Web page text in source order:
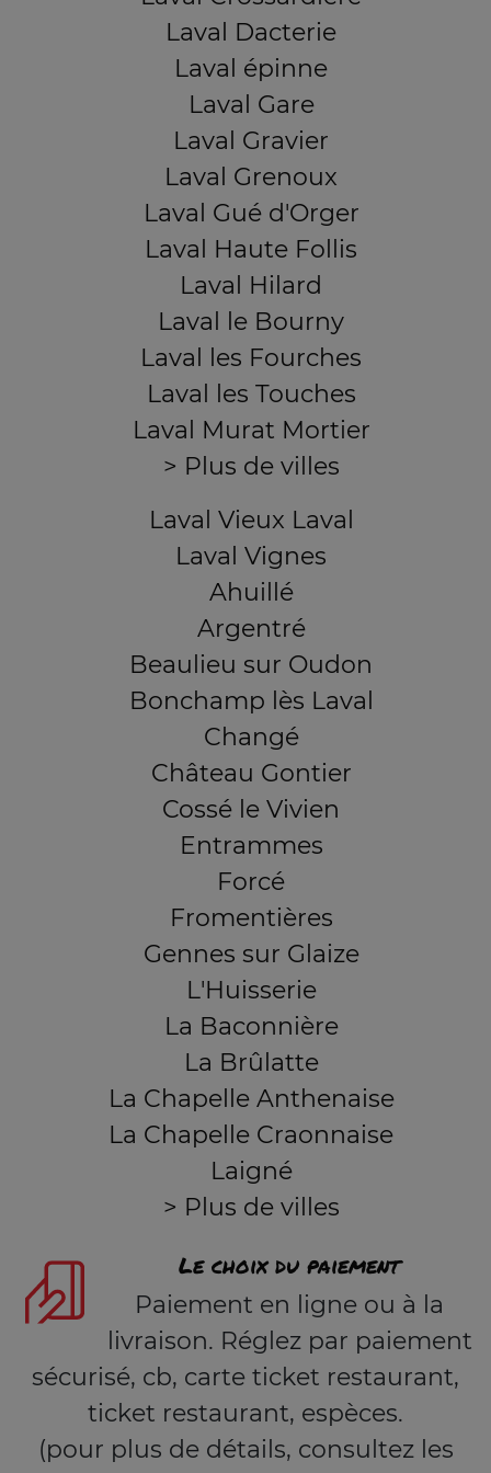
Laval Dacterie
Laval épinne
Laval Gare
Laval Gravier
Laval Grenoux
Laval Gué d'Orger
Laval Haute Follis
Laval Hilard
Laval le Bourny
Laval les Fourches
Laval les Touches
Laval Murat Mortier
> Plus de villes
Laval Vieux Laval
Laval Vignes
Ahuillé
Argentré
Beaulieu sur Oudon
Bonchamp lès Laval
Changé
Château Gontier
Cossé le Vivien
Entrammes
Forcé
Fromentières
Gennes sur Glaize
L'Huisserie
La Baconnière
La Brûlatte
La Chapelle Anthenaise
La Chapelle Craonnaise
Laigné
> Plus de villes
Le choix du paiement
Paiement en ligne ou à la
livraison. Réglez par paiement
sécurisé, cb, carte ticket restaurant,
ticket restaurant, espèces.
(pour plus de détails, consultez les